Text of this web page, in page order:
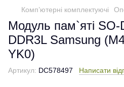
Комп’ютерні комплектуючі
Модуль пам`ятi SO-
DDR3L Samsung
YK0)
Артикул: DC578497 Написати